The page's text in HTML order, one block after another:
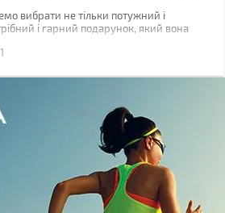
вибрати не тільки потужний і
і гарний подарунок, який вона